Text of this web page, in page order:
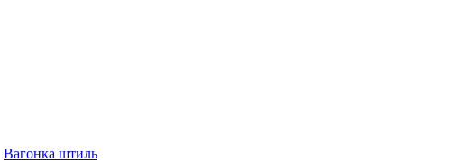
Вагонка штиль